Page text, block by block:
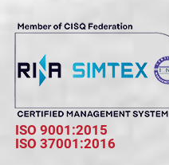
ISO 9001:2015
ISO 37001:2016